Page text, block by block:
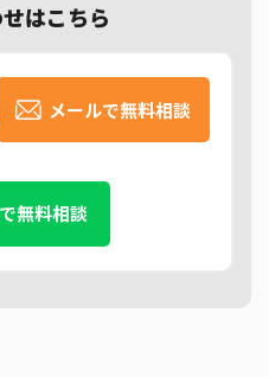
はこちら
メールで無料相談
無料相談